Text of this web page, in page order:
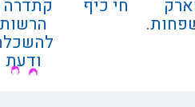
חי כיף קתדרה
הרשות
ודעת